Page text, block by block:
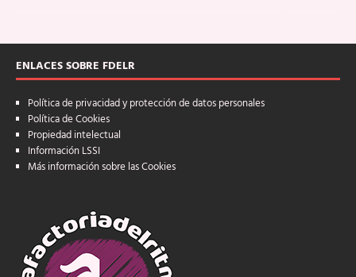
ENLACES SOBRE FDELR
Política de privacidad y protección de datos personales
Política de Cookies
Propiedad intelectual
Información LSSI
Más información sobre las Cookies